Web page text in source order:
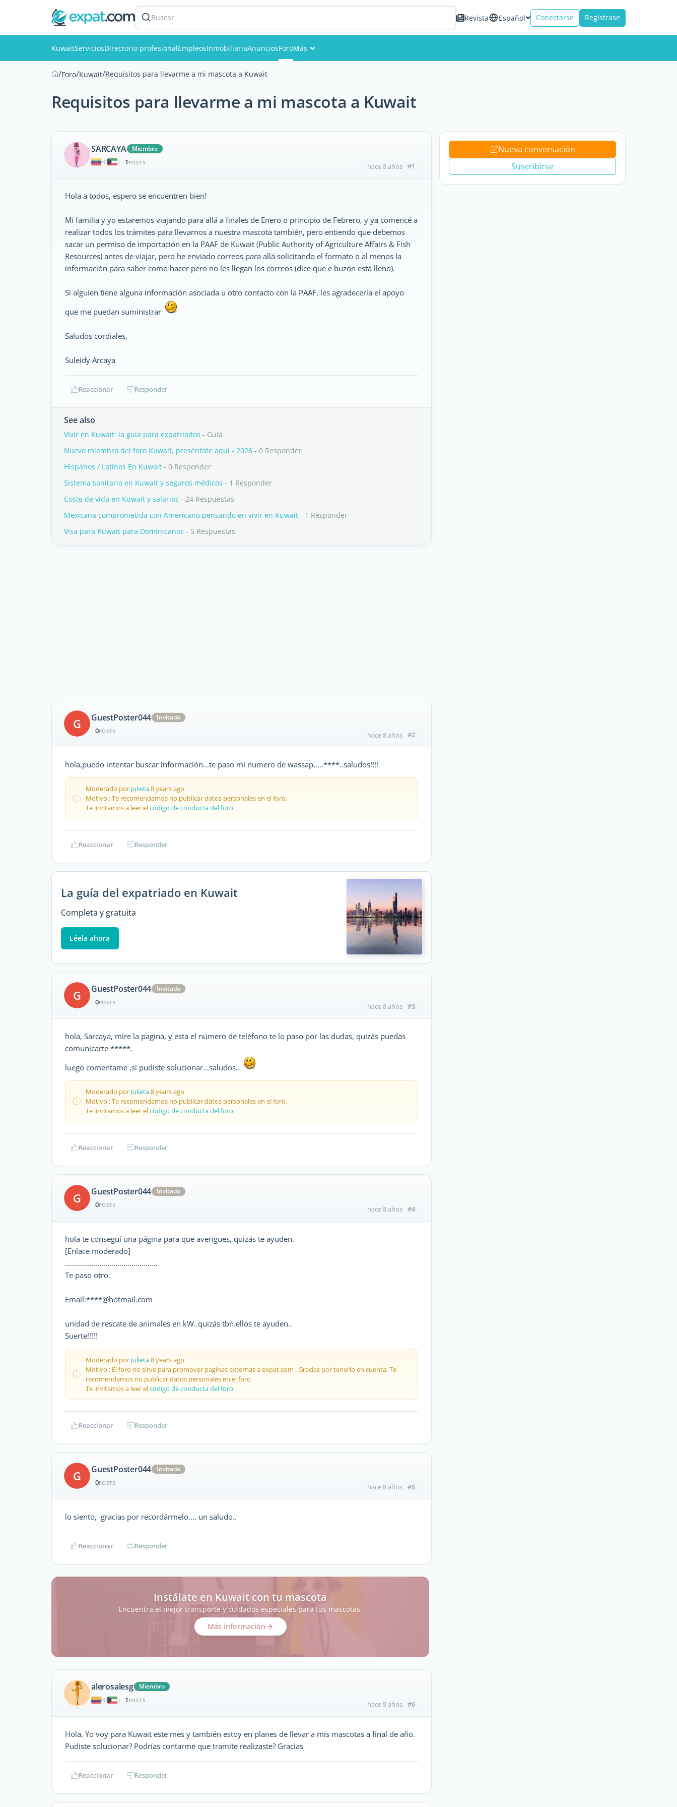
Buscar Revista Español Conectarse Registrase
KuwaitServiciosDirectorio profesionalEmpleosInmobiliariaAnunciosForoMás
/Foro/Kuwait/Requisitos para llevarme a mi mascota a Kuwait
Requisitos para llevarme a mi mascota a Kuwait
SARCAYA
Miembro
|
1 POSTS hace 8 años #1
Hola a todos, espero se encuentren bien!
Mi familia y yo estaremos viajando para allá a finales de Enero o principio de Febrero, y ya comencé a
realizar todos los trámites para llevarnos a nuestra mascota también, pero entiendo que debemos
sacar un permiso de importación en la PAAF de Kuwait (Public Authority of Agriculture Affairs & Fish
Resources) antes de viajar, pero he enviado correos para allá solicitando el formato o al menos la
información para saber como hacer pero no les llegan los correos (dice que e buzón está lleno).
Si alguien tiene alguna información asociada u otro contacto con la PAAF, les agradecería el apoyo
que me puedan suministrar
Saludos cordiales,
Suleidy Arcaya
Reaccionar Responder
See also
Vivir en Kuwait: la guía para expatriados - Guia
Nuevo miembro del foro Kuwait, preséntate aquí - 2026 - 0 Responder
Hispanos / Latinos En Kuwait - 0 Responder
Sistema sanitario en Kuwait y seguros médicos - 1 Responder
Coste de vida en Kuwait y salarios - 24 Respuestas
Mexicana comprometida con Americano pensando en vivir en Kuwait - 1 Responder
Visa para Kuwait para Dominicanos - 5 Respuestas
G GuestPoster044 Invitado
0POSTS hace 8 años #2
hola,puedo intentar buscar información...te paso mi numero de wassap,....****..saludos!!!!
Moderado por Julieta8 years ago
Motivo : Te recomendamos no publicar datos personales en el foro.
Te invitamos a leer elcódigo de conducta del foro
Reaccionar Responder
La guía del expatriado en Kuwait
Completa y gratuita
Léela ahora
G GuestPoster044 Invitado
0POSTS hace 8 años #3
hola, Sarcaya, mire la pagina, y esta el número de teléfono te lo paso por las dudas, quizás puedas
comunicarte *****.
luego comentame ,si pudiste solucionar...saludos..
Moderado por Julieta8 years ago
Motivo : Te recomendamos no publicar datos personales en el foro.
Te invitamos a leer elcódigo de conducta del foro
Reaccionar Responder
G GuestPoster044 Invitado
0POSTS hace 8 años #4
hola te conseguí una página para que averigues, quizás te ayuden.
[Enlace moderado]
..............................................
Te paso otro.
Email:****@hotmail.com
unidad de rescate de animales en kW..quizás tbn.ellos te ayuden..
Suerte!!!!!
Moderado por Julieta8 years ago
Motivo : El foro no sirve para promover paginas externas a expat.com . Gracias por tenerlo en cuenta. Te
recomendamos no publicar datos personales en el foro
Te invitamos a leer elcódigo de conducta del foro
Reaccionar Responder
G GuestPoster044 Invitado
0POSTS hace 8 años #5
lo siento, gracias por recordármelo.... un saludo..
Reaccionar Responder
Instálate en Kuwait con tu mascota
Encuentra el mejor transporte y cuidados especiales para tus mascotas.
Más información
alerosalesg
Miembro
|
1 POSTS hace 8 años #6
Hola. Yo voy para Kuwait este mes y también estoy en planes de llevar a mis mascotas a final de año.
Pudiste solucionar? Podrías contarme que tramite realizaste? Gracias
Reaccionar Responder
Nueva conversación
Suscribirse